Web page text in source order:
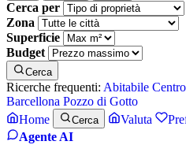
Cerca per
Zona
Superficie
Budget
Cerca
Ricerche frequenti: Abitabile Centro
Barcellona Pozzo di Gotto
Home
Cerca Valuta
Agente AI